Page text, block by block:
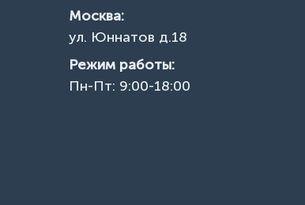
Москва:
ул. Юннатов д.18
Режим работы:
Пн-Пт: 9:00-18:00